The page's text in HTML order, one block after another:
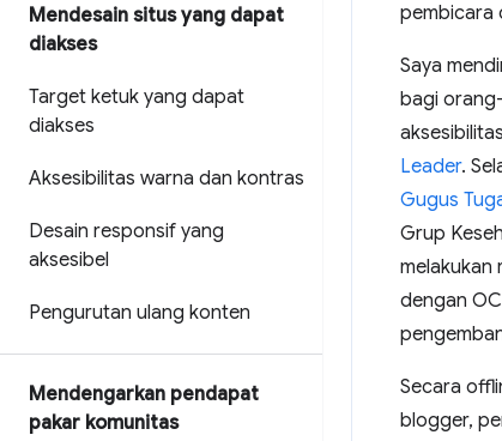
Mendesain situs yang dapat
diakses
Target ketuk yang dapat
diakses
Aksesibilitas warna dan kontras
Desain responsif yang
aksesibel
Pengurutan ulang konten
Mendengarkan pendapat
pakar komunitas
pembicara
Saya
bagi
Leader.
Gugus
Grup
dengan
Secara
blogger,